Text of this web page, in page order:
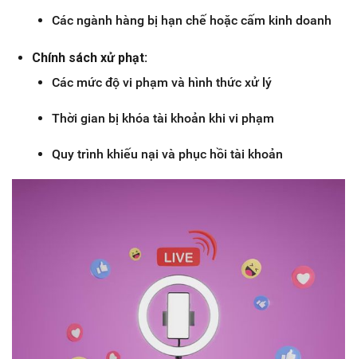
Các ngành hàng bị hạn chế hoặc cấm kinh doanh
Chính sách xử phạt:
Các mức độ vi phạm và hình thức xử lý
Thời gian bị khóa tài khoản khi vi phạm
Quy trình khiếu nại và phục hồi tài khoản